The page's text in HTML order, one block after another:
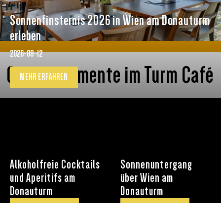
Genussmomente im Turm Café
Sonnenfinsternis 2026 in Wien am Donauturm
erleben
2026-08-12
MEHR ERFAHREN
Alkoholfreie Cocktails
und Aperitifs am
Donauturm
Sonnenuntergang
über Wien am
Donauturm